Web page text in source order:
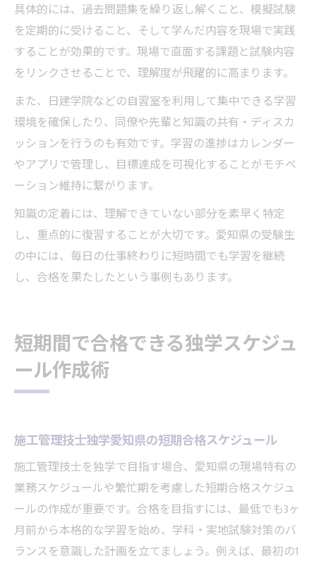
具体的には、過去問題集を繰り返し解くこと、模擬試験
を定期的に受けること、そして学んだ内容を現場で実践
することが効果的です。現場で直面する課題と試験内容
をリンクさせることで、理解度が飛躍的に高まります。
また、日建学院などの自習室を利用して集中できる学習
環境を確保したり、同僚や先輩と知識の共有・ディスカ
ッションを行うのも有効です。学習の進捗はカレンダー
やアプリで管理し、目標達成を可視化することがモチベ
ーション維持に繋がります。
知識の定着には、理解できていない部分を素早く特定
し、重点的に復習することが大切です。愛知県の受験生
の中には、毎日の仕事終わりに短時間でも学習を継続
し、合格を果たしたという事例もあります。
短期間で合格できる独学スケジュ
ール作成術
施工管理技士独学愛知県の短期合格スケジュール
施工管理技士を独学で目指す場合、愛知県の現場特有の
業務スケジュールや繁忙期を考慮した短期合格スケジュ
ールの作成が重要です。合格を目指すには、最低でも3ヶ
月前から本格的な学習を始め、学科・実地試験対策のバ
ランスを意識した計画を立てましょう。例えば、最初の1